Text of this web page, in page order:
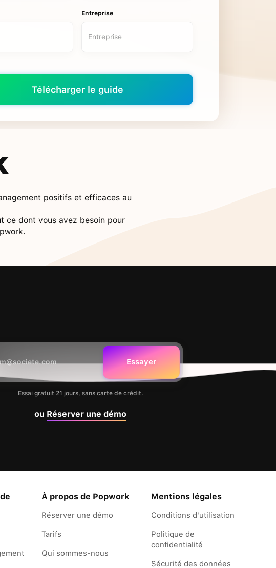
Entreprise
positifs et efficaces au
ce dont vous avez besoin pour
Essai gratuit 21 jours, sans carte de crédit.
ou Réserver une démo
À propos de Popwork
Réserver une démo
Tarifs
Qui sommes-nous
Mentions légales
Conditions d'utilisation
Politique de
confidentialité
Sécurité des données